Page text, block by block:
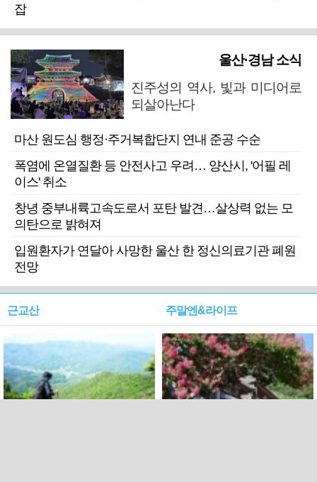
잡
울산·경남 소식
진주성의 역사, 빛과 미디어로
되살아난다
마산 원도심 행정·주거복합단지 연내 준공 수순
폭염에 온열질환 등 안전사고 우려… 양산시, '어필 레
이스' 취소
창녕 중부내륙고속도로서 포탄 발견…살상력 없는 모
의탄으로 밝혀져
입원환자가 연달아 사망한 울산 한 정신의료기관 폐원
전망
근교산 주말엔&라이프